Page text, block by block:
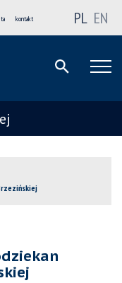
kontakt PL EN